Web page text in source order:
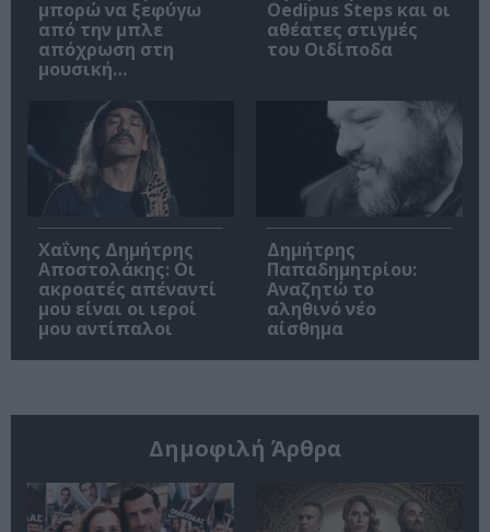
μπορώ να ξεφύγω
από την μπλε
απόχρωση στη
μουσική…
Oedipus Steps και οι
αθέατες στιγμές
του Οιδίποδα
Χαΐνης Δημήτρης
Αποστολάκης: Οι
ακροατές απέναντί
μου είναι οι ιεροί
μου αντίπαλοι
Δημήτρης
Παπαδημητρίου:
Αναζητώ το
αληθινό νέο
αίσθημα
Δημοφιλή Άρθρα